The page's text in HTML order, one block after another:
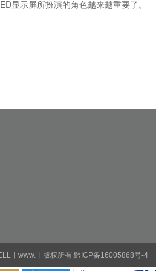
显示屏所扮演的角色越来越重要了。
丨www.丨版权所有|黔ICP备16005868号-4